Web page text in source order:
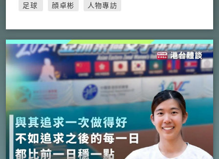
足球
顔卓彬 人物專訪